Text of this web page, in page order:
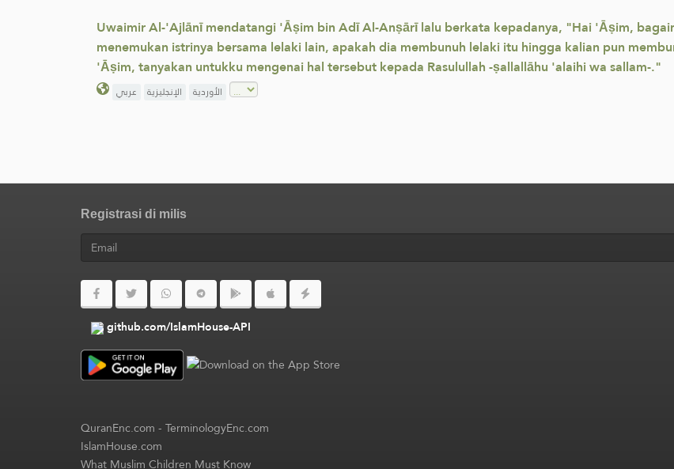
Uwaimir Al-'Ajlānī mendatangi 'Āṣim bin Adī Al-Anṣārī lalu berkata kepadanya, "Hai 'Āṣim,
menemukan istrinya bersama lelaki lain, apakah dia membunuh lelaki itu hingga kalian pun
'Āṣim, tanyakan untukku mengenai hal tersebut kepada Rasulullah -ṣallallāhu 'alaihi wa sallam-."
عربي الإنجليزية الأوردية
Registrasi di milis
github.com/IslamHouse-API
QuranEnc.com-TerminologyEnc.com
IslamHouse.com
What Muslim Children Must Know